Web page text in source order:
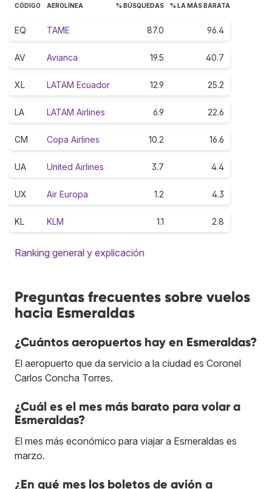
CÓDIGO AEROLÍNEA % BÚSQUEDAS % LA MÁS BARATA
EQ TAME 87.0 96.4
AV Avianca 19.5 40.7
XL LATAM Ecuador 12.9 25.2
LA LATAM Airlines 6.9 22.6
CM Copa Airlines 10.2 16.6
UA United Airlines 3.7 4.4
UX Air Europa 1.2 4.3
KL KLM 1.1 2.8
Ranking general y explicación
Preguntas frecuentes sobre vuelos
hacia Esmeraldas
¿Cuántos aeropuertos hay en Esmeraldas?
El aeropuerto que da servicio a la ciudad es Coronel
Carlos Concha Torres.
¿Cuál es el mes más barato para volar a
Esmeraldas?
El mes más económico para viajar a Esmeraldas es
marzo.
¿En qué mes los boletos de avión a